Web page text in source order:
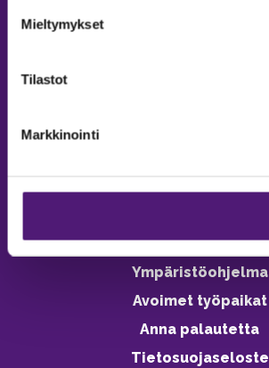
Mieltymykset
Tilastot
Markkinointi
Vastuullisuus
Ympäristöohjelma
Avoimet työpaikat
Anna palautetta
Tietosuojaseloste